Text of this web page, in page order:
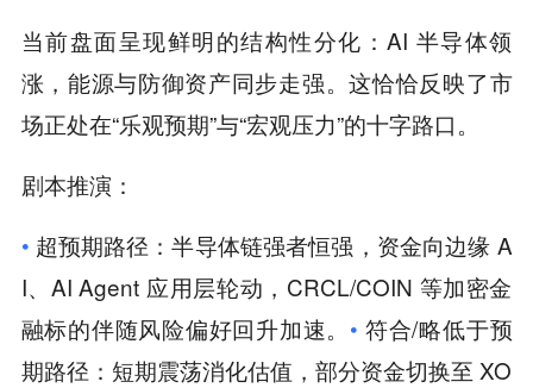
当前盘面呈现鲜明的结构性分化：AI 半导体领
涨，能源与防御资产同步走强。这恰恰反映了市
场正处在“乐观预期”与“宏观压力”的十字路口。
剧本推演：
• 超预期路径：半导体链强者恒强，资金向边缘 A
I、AI Agent 应用层轮动，CRCL/COIN 等加密金
融标的伴随风险偏好回升加速。 • 符合/略低于预
期路径：短期震荡消化估值，部分资金切换至 XO